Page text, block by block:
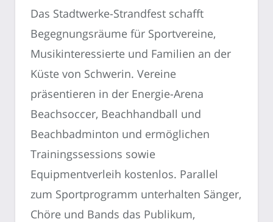
Das Stadtwerke-Strandfest schafft
Begegnungsräume für Sportvereine,
Musikinteressierte und Familien an der
Küste von Schwerin. Vereine
präsentieren in der Energie-Arena
Beachsoccer, Beachhandball und
Beachbadminton und ermöglichen
Trainingssessions sowie
Equipmentverleih kostenlos. Parallel
zum Sportprogramm unterhalten Sänger,
Chöre und Bands das Publikum,